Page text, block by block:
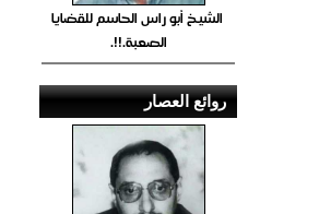
الشيخ أبو راس الحاسم للقضايا
الصعبة.!!.
روائع العصار